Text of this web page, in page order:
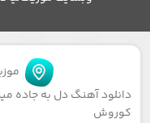
دانلود آهنگ دل به جاده
کوروش